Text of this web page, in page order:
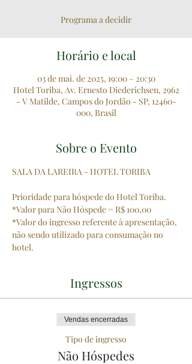
​Programa a decidir
Horário e local
03 de mai. de 2025, 19:00 – 20:30
Hotel Toriba, Av. Ernesto Diederichsen, 2962
- V Matilde, Campos do Jordão - SP, 12460-
000, Brasil
Sobre o Evento
SALA DA LAREIRA - HOTEL TORIBA
Prioridade para hóspede do Hotel Toriba.
*Valor para Não Hóspede = R$ 100,00
*Valor do ingresso referente à apresentação,
não sendo utilizado para consumação no
hotel.
Ingressos
Vendas encerradas
Tipo de ingresso
Não Hóspedes